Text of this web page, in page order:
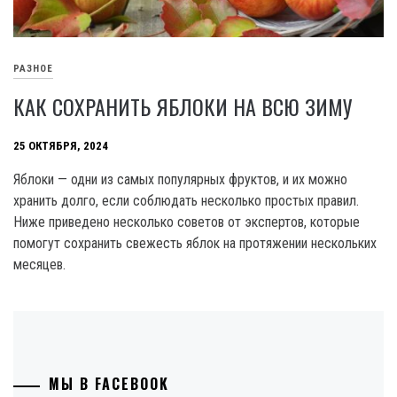
РАЗНОЕ
КАК СОХРАНИТЬ ЯБЛОКИ НА ВСЮ ЗИМУ
25 ОКТЯБРЯ, 2024
Яблоки — одни из самых популярных фруктов, и их можно
хранить долго, если соблюдать несколько простых правил.
Ниже приведено несколько советов от экспертов, которые
помогут сохранить свежесть яблок на протяжении нескольких
месяцев.
МЫ В FACEBOOK